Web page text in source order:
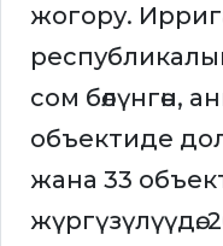
жогору.
сом бөлүнгөн,
объектиде
жана 33